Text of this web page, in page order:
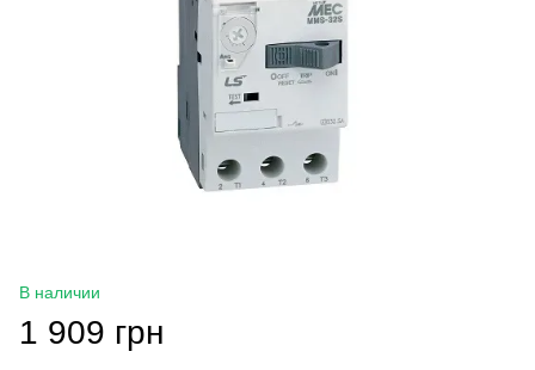
В наличии
1 909 грн